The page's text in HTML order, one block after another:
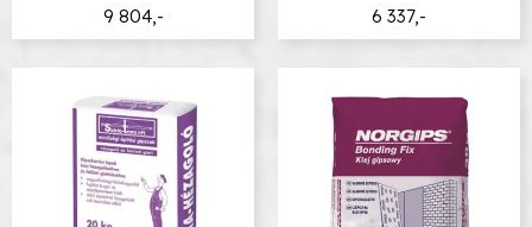
9 804,- 6 337,-